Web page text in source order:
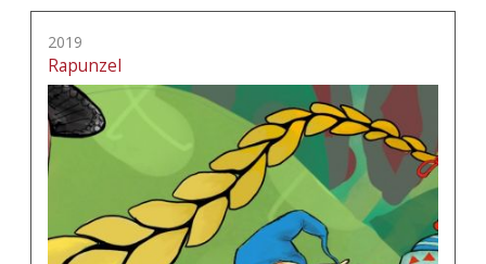
2019
Rapunzel